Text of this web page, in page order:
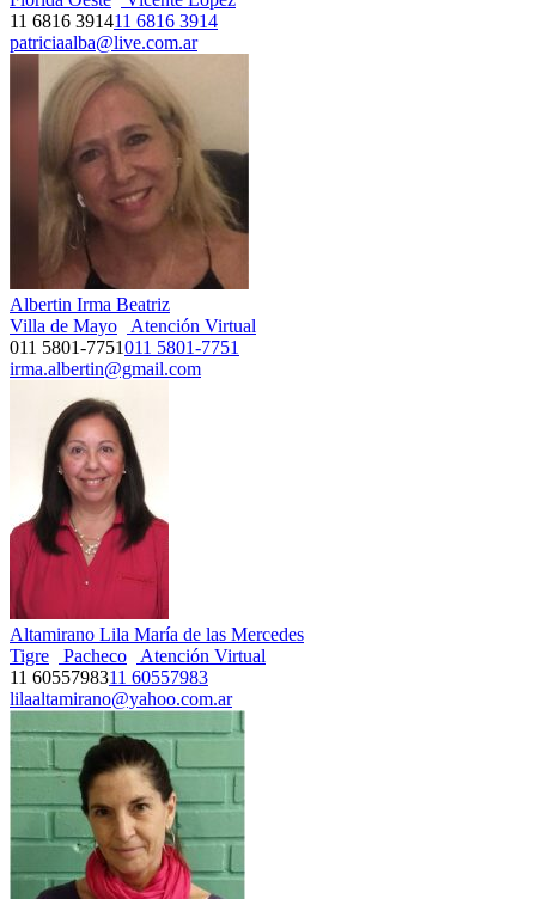
11 6816 391411 6816 3914
patriciaalba@live.com.ar
Albertin Irma Beatriz
Villa de Mayo
Atención Virtual
011 5801-7751011 5801-7751
irma.albertin@gmail.com
Altamirano Lila María de las Mercedes
Tigre
Pacheco
Atención Virtual
11 6055798311 60557983
lilaaltamirano@yahoo.com.ar